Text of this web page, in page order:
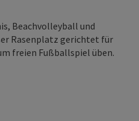
Beachvolleyball und
Rasenplatz gerichtet für
freien Fußballspiel üben.